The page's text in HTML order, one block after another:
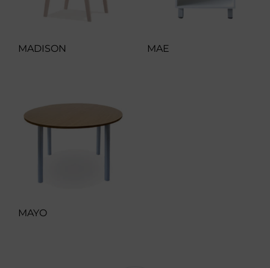
MADISON MAE
MAYO